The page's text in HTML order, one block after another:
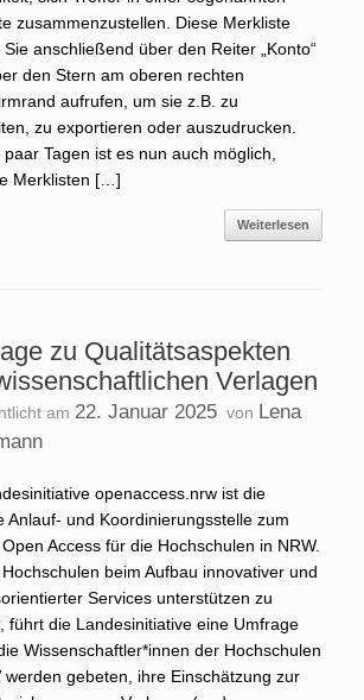
zusammenzustellen. Diese Merkliste
Sie anschließend über den Reiter „Konto“
den Stern am oberen rechten
aufrufen, um sie z.B. zu
zu exportieren oder auszudrucken.
Tagen ist es nun auch möglich,
Merklisten […]
Weiterlesen
zu Qualitätsaspekten
Verlagen
am 22. Januar 2025 von Lena
openaccess.nrw ist die
Anlauf- und Koordinierungsstelle zum
Access für die Hochschulen in NRW.
beim Aufbau innovativer und
Services unterstützen zu
führt die Landesinitiative eine Umfrage
Wissenschaftler*innen der Hochschulen
werden gebeten, ihre Einschätzung zur